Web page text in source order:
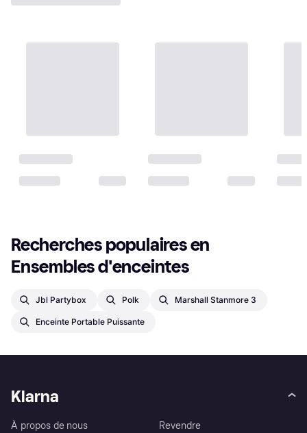
Recherches populaires en
Ensembles d'enceintes
Jbl Partybox Polk Marshall Stanmore 3
Enceinte Portable Puissante
Klarna
À propos de nous
Revendre